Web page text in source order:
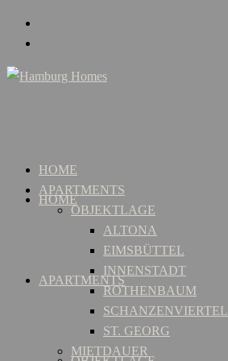
HOME
APARTMENTS
HOME
APARTMENTS
OBJEKTLAGE
ALTONA
EIMSBÜTTEL
INNENSTADT
ROTHENBAUM
SCHANZENVIERTEL
ST. GEORG
MIETDAUER